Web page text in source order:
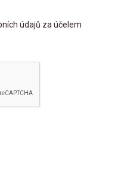
údajů za účelem